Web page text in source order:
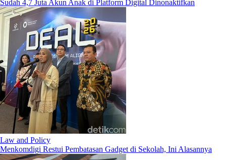
Sudah 4,7 Juta Akun Anak di Platform Digital Dinonaktifkan
Law and Policy
Menkomdigi Restui Pembatasan Gadget di Sekolah, Ini Alasannya